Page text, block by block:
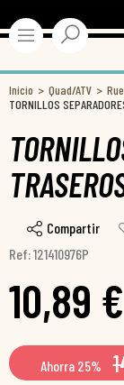
Inicio Quad/ATV
TORNILLOS
Compartir
Ref: 121410976P
10,89 €
Ahorra 25%